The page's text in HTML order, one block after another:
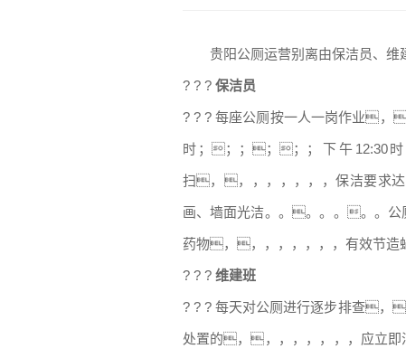
贵阳公厕运营别离由保洁员、维
? ? ? 保洁员
? ? ? 每座公厕按一人一岗作业，
时；；；；；；下午
扫，，，，，，，，保洁要求
画、墙面光洁。。。。。。。公
药物，，，，，，，，有效节造
? ? ?维建班
? ? ? 每天对公厕进行逐步排查，
处置的，，，，，，，，应立